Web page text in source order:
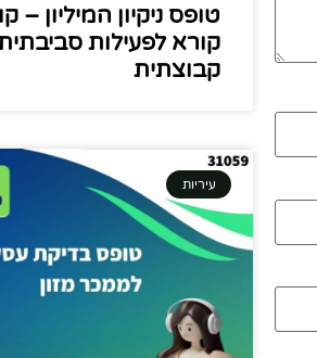
טופס ניקיון המיליון –
קורא לפעילות
קבוצתית
עיריות